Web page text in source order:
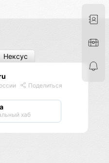
Поделиться
хаб
Нексус